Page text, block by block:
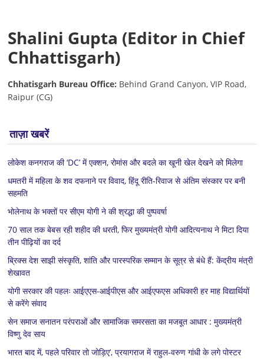
Shalini Gupta (Editor in Chief
Chhattisgarh)
Chhatisgarh Bureau Office: Behind Grand Canyon, VIP Road,
Raipur (CG)
ताज़ा खबरें
लोकेश कनगराज की ‘DC’ में एक्शन, रोमांस और बदले का खूनी खेल देखने को मिलेगा
धमतरी में महिला के शव दफनाने पर विवाद, हिंदू रीति-रिवाज से अंतिम संस्कार पर बनी
सहमति
भोलेनाथ के भक्तों पर सीएम योगी ने की श्रद्धा की पुष्पवर्षा
70 साल तक बेबस रही शहीद की धरती, फिर मुख्यमंत्री योगी आदित्यनाथ ने मिटा दिया
तीन पीढ़ियों का दर्द
ब्रिक्स देश साझी संस्कृति, शांति और पारस्परिक सम्मान के सूत्र से बंधे हैं: केंद्रीय मंत्री
शेखावत
योगी सरकार की पहलः आईएएस-आईपीएस और आईएफएस अधिकारी हर माह विद्यार्थियों
से करेंगे संवाद
सेन समाज सनातन परंपराओं और सामाजिक समरसता का मजबूत आधार : मुख्यमंत्री
विष्णु देव साय
भारत बाद में, पहले परिवार तो जोड़िए’, प्रयागराज में राहुल-वरुण गांधी के लगे पोस्टर